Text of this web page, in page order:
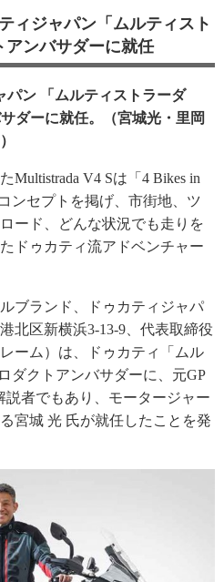
ィジャパン「ムルティスト
アンバサダーに就任
パン 「ムルティストラーダ
ダーに就任。（宮城光・里岡
Multistrada V4 Sは「4 Bikes in
ンセプトを掲げ、市街地、ツ
ード、どんな状況でも走りを
ドゥカティ流アドベンチャー
ブランド、ドゥカティジャパ
北区新横浜3-13-9、代表取締役
ーム）は、ドゥカティ「ムル
ダクトアンバサダーに、元GP
説者でもあり、モータージャー
宮城 光 氏が就任したことを発